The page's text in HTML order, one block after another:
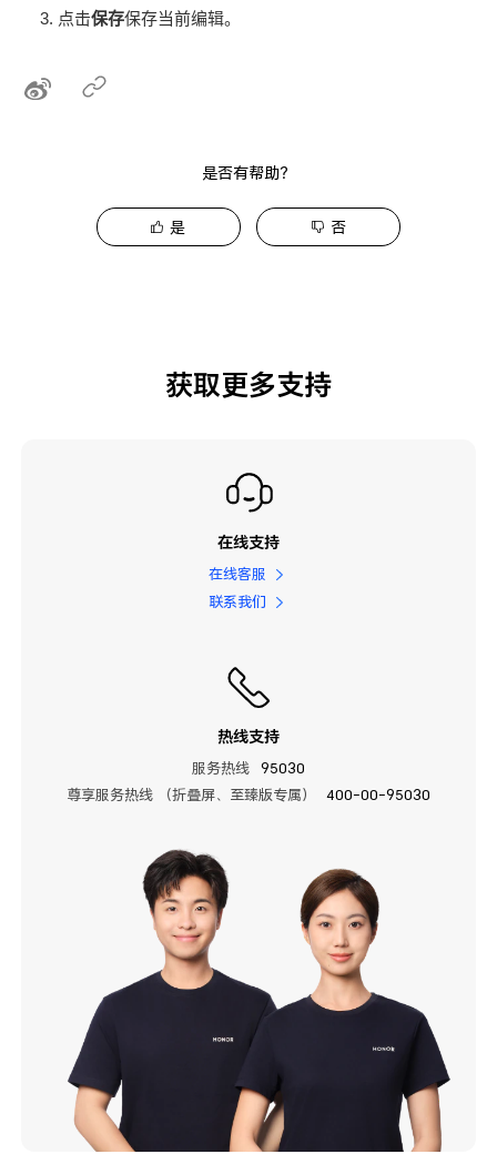
点击保存保存当前编辑。
是否有帮助？
是 否
获取更多支持
在线支持
在线客服
联系我们
热线支持
服务热线
95030
尊享服务热线 （折叠屏、至臻版专属）
400-00-95030